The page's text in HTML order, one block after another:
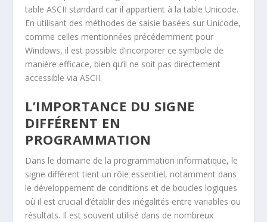
table ASCII standard car il appartient à la table Unicode.
En utilisant des méthodes de saisie basées sur Unicode,
comme celles mentionnées précédemment pour
Windows, il est possible d’incorporer ce symbole de
manière efficace, bien qu’il ne soit pas directement
accessible via ASCII.
L’IMPORTANCE DU SIGNE
DIFFÉRENT EN
PROGRAMMATION
Dans le domaine de la programmation informatique, le
signe différent tient un rôle essentiel, notamment dans
le développement de conditions et de boucles logiques
où il est crucial d’établir des inégalités entre variables ou
résultats. Il est souvent utilisé dans de nombreux